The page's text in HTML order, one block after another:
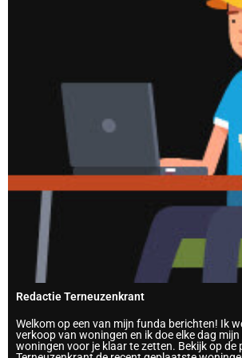
Redactie Terneuzenkrant
Welkom op een van mijn funda berichten! Ik
verkoop van woningen en ik doe elke dag
woningen voor je klaar te zetten. Bekijk op de